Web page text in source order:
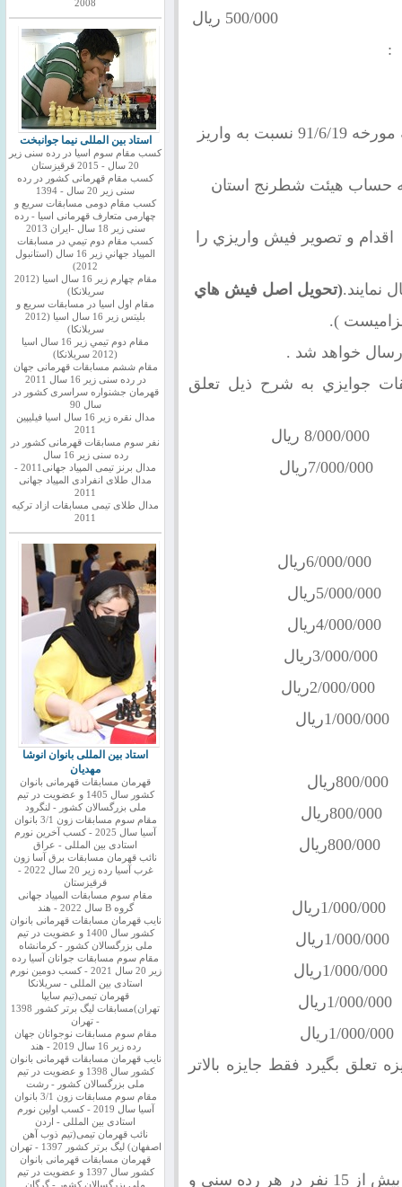
: 500/000 ريال
براي هرشب :
11-شركت كنندگان بايد حداكثر تا روز يكشنبه مورخه 91/6/19 نسبت به واريز
حساب هيئت شطرنج استان
جام بانك ملت اقدام و تصوير فيش واريزي را
(تحويل اصل فيش هاي
).
نفر اول مسابقات جوايزي به شرح ذيل تعلق
:7/000/000ريال
:6/000/000ريال
:5/000/000ريال
4/000/000ريال
:3/000/000ريال
:2/000/000ريال
:1/000/000ريال
:1/000/000ريال
1/000/000ريال
1/000/000ريال
1/000/000ريال
1/000/000ريال
تعلق بگيرد فقط جايزه بالاتر
تبصره 2 : شرط دريافت جوايز ويژه ؛ شركت بيش از 15 نفر در هر رده سني و
2008
استاد بین المللی نیما جوانبخت
کسب مقام سوم اسیا در رده سنی زیر
20 سال - 2015 قرقیزستان
کسب مقام قهرمانی کشور در رده
سنی زیر 20 سال - 1394
کسب مقام دومی مسابقات سریع و
چهارمی متعارف قهرمانی اسیا - رده
سنی زیر 18 سال -ایران 2013
كسب مقام دوم تيمي در مسابقات
المپياد جهاني زير 16 سال (استانبول
2012)
مقام چهارم زير 16 سال اسيا (2012
سريلانكا)
مقام اول اسيا در مسابقات سريع و
بليتس زير 16 سال اسيا (2012
سريلانكا)
مقام دوم تيمي زير 16 سال اسيا
(2012 سريلانكا)
مقام ششم مسابقات قهرمانی جهان
در رده سنی زیر 16 سال 2011
قهرمان جشنواره سراسری کشور در
سال 90
مدال نقره زیر 16 سال اسیا فیلیپین
2011
نفر سوم مسابقات قهرمانی کشور در
رده سنی زیر 16 سال
مدال برنز تیمی المپیاد جهانی2011 -
مدال طلای انفرادی المپیاد جهانی
2011
مدال طلای تیمی مسابقات ازاد ترکیه
2011
استاد بین المللی بانوان انوشا
مهدیان
قهرمان مسابقات قهرمانی بانوان
کشور سال 1405 و عضویت در تیم
ملی بزرگسالان کشور - لنگرود
مقام سوم مسابقات زون 3/1 بانوان
آسیا سال 2025 - کسب آخرین نورم
استادی بین المللی - عراق
نائب قهرمان مسابقات برق آسا زون
غرب آسیا رده زیر 20 سال 2022 -
قرقیزستان
مقام سوم مسابقات المپیاد جهانی
گروه B سال 2022 - هند
نایب قهرمان مسابقات قهرمانی بانوان
کشور سال 1400 و عضویت در تیم
ملی بزرگسالان کشور - کرمانشاه
مقام سوم مسابقات جوانان آسیا رده
زیر 20 سال 2021 - کسب دومین نورم
استادی بین المللی - سریلانکا
قهرمان تیمی(تیم سایپا
تهران)مسابقات لیگ برتر کشور 1398
- تهران
مقام سوم مسابقات نوجوانان جهان
رده زیر 16 سال 2019 - هند
نایب قهرمان مسابقات قهرمانی بانوان
کشور سال 1398 و عضویت در تیم
ملی بزرگسالان کشور - رشت
مقام سوم مسابقات زون 3/1 بانوان
آسیا سال 2019 - کسب اولین نورم
استادی بین المللی - اردن
نائب قهرمان تیمی(تیم ذوب آهن
اصفهان) لیگ برتر کشور 1397 - تهران
قهرمان مسابقات قهرمانی بانوان
کشور سال 1397 و عضویت در تیم
ملی بزرگسالان کشور - گرگان